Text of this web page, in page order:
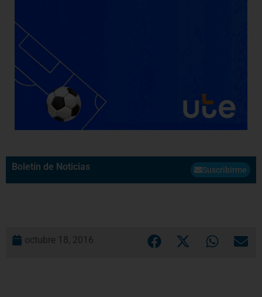
Boletín de Noticias Suscribirme
octubre 18, 2016